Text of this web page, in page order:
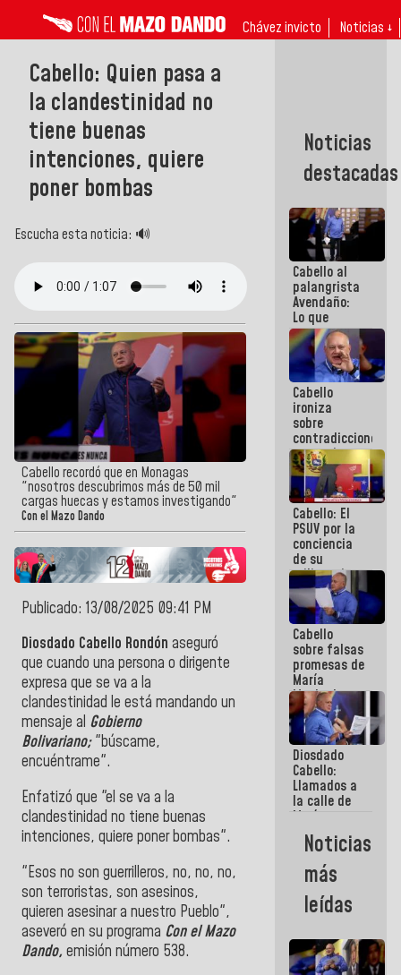
Chávez invicto Noticias ↓
Cabello: Quien pasa a
la clandestinidad no
tiene buenas
intenciones, quiere
poner bombas
Escucha esta noticia: 🔊
Cabello recordó que en Monagas
"nosotros descubrimos más de 50 mil
cargas huecas y estamos investigando"
Con el Mazo Dando
Publicado: 13/08/2025 09:41 PM
Diosdado Cabello Rondón aseguró
que cuando una persona o dirigente
expresa que se va a la
clandestinidad le está mandando un
mensaje al Gobierno
Bolivariano;"búscame,
encuéntrame".
Enfatizó que "el se va a la
clandestinidad no tiene buenas
intenciones, quiere poner bombas".
"Esos no son guerrilleros, no, no, no,
son terroristas, son asesinos,
quieren asesinar a nuestro Pueblo",
aseveró en su programa Con el Mazo
Dando, emisión número 538.
Noticias
destacadas
Cabello al
palangrista
Avendaño:
Lo que
vayas a
escribir
hazlo hoy
por que no
sabemos si
la semana
que viene
hay
programa
Cabello
ironiza
sobre
contradicciones
y mentiras
de María
Machado:
¡Créanle!
Cabello: El
PSUV por la
conciencia
de su
militancia
es la
organización
política más
sólida de
Venezuela
Cabello
sobre falsas
promesas de
María
Machado:
¿Quién le
puede creer?
¿Y la gente
que ella iba
a salvar en
La Guaira?
Diosdado
Cabello:
Llamados a
la calle de
María
Machado se
estrellaron
de frente
contra el
Pueblo
Noticias
más
leídas